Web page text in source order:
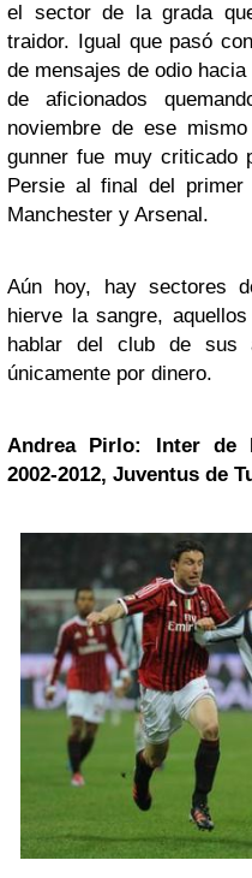
el sector de la grada
traidor. Igual que pasó
de mensajes de odio
de aficionados
noviembre de ese
gunner fue muy criticado
Persie al final del primer
Manchester y Arsenal.
Aún hoy, hay sectores
hierve la sangre,
hablar del club de sus
únicamente por dinero.
Andrea Pirlo: Inter de
2002-2012, Juventus de